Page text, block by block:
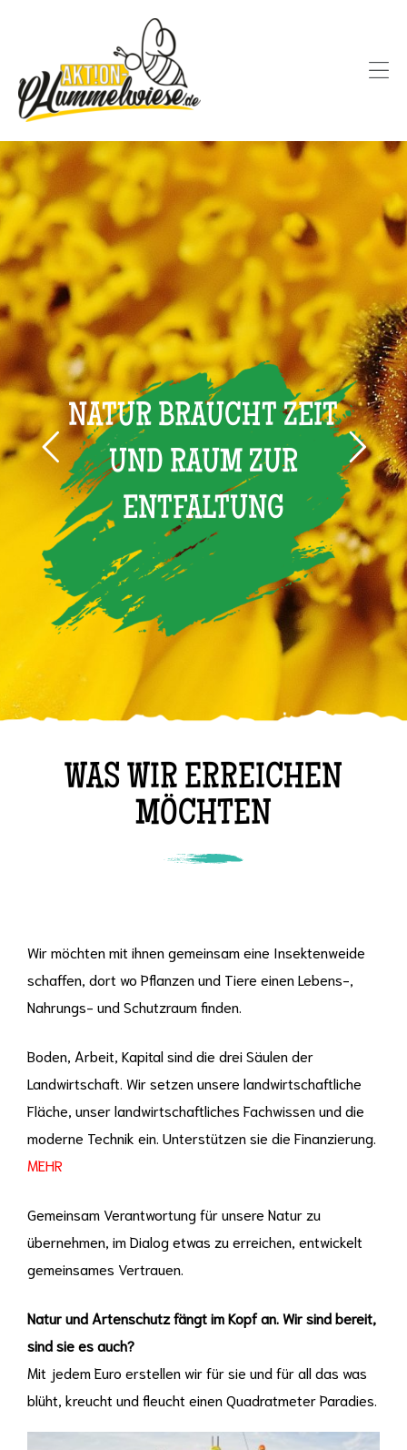
NATUR BRAUCHT ZEIT
UND RAUM ZUR
ENTFALTUNG
WAS WIR ERREICHEN
MÖCHTEN
Wir möchten mit ihnen gemeinsam eine Insektenweide
schaffen, dort wo Pflanzen und Tiere einen Lebens-,
Nahrungs- und Schutzraum finden.
Boden, Arbeit, Kapital sind die drei Säulen der
Landwirtschaft. Wir setzen unsere landwirtschaftliche
Fläche, unser landwirtschaftliches Fachwissen und die
moderne Technik ein. Unterstützen sie die Finanzierung.
MEHR
Gemeinsam Verantwortung für unsere Natur zu
übernehmen, im Dialog etwas zu erreichen, entwickelt
gemeinsames Vertrauen.
Natur und Artenschutz fängt im Kopf an. Wir sind bereit,
sind sie es auch?
Mit jedem Euro erstellen wir für sie und für all das was
blüht, kreucht und fleucht einen Quadratmeter Paradies.